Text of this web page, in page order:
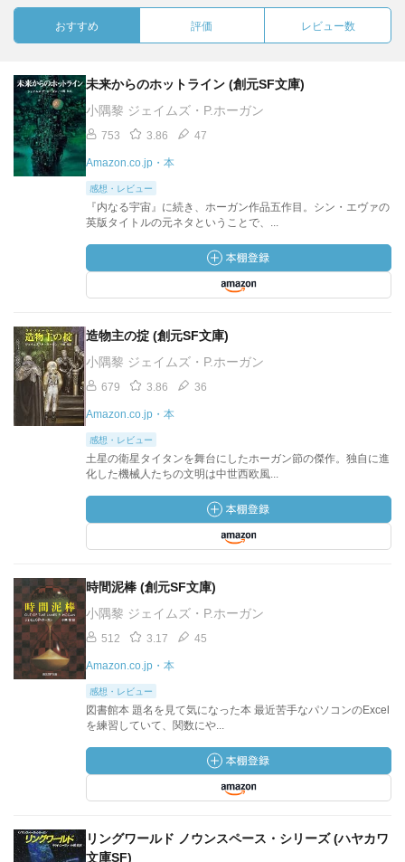
おすすめ 評価 レビュー数
未来からのホットライン (創元SF文庫)
小隅黎 ジェイムズ・P.ホーガン
753 3.86 47
Amazon.co.jp・本
感想・レビュー
『内なる宇宙』に続き、ホーガン作品五作目。シン・エヴァの
英版タイトルの元ネタということで、...
造物主の掟 (創元SF文庫)
小隅黎 ジェイムズ・P.ホーガン
679 3.86 36
Amazon.co.jp・本
感想・レビュー
土星の衛星タイタンを舞台にしたホーガン節の傑作。独自に進
化した機械人たちの文明は中世西欧風...
時間泥棒 (創元SF文庫)
小隅黎 ジェイムズ・P.ホーガン
512 3.17 45
Amazon.co.jp・本
感想・レビュー
図書館本 題名を見て気になった本 最近苦手なパソコンのExcel
を練習していて、関数にや...
リングワールド ノウンスペース・シリーズ (ハヤカワ
文庫SF)